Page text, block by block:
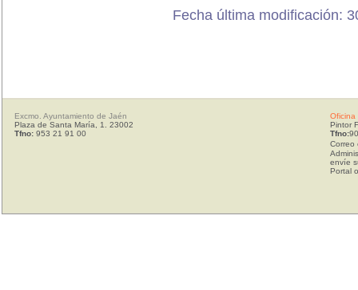
Fecha última modificación:
Excmo. Ayuntamiento de Jaén
Plaza de Santa María, 1. 23002
Tfno: 953 21 91 00
Oficina
Pintor
Tfno:
Correo
envíe
Portal